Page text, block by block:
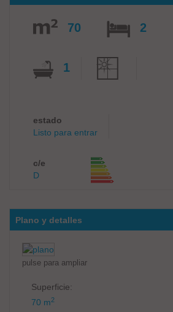
70 2
1
estado
Listo para entrar
c/e
D
Plano y detalles
pulse para ampliar
Superficie:
70 m2